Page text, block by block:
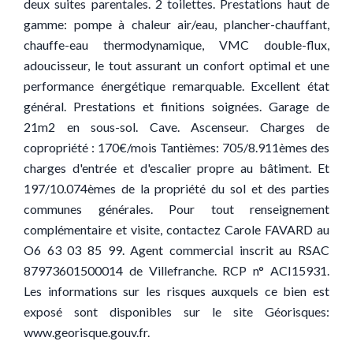
deux suites parentales. 2 toilettes. Prestations haut de
gamme: pompe à chaleur air/eau, plancher-chauffant,
chauffe-eau thermodynamique, VMC double-flux,
adoucisseur, le tout assurant un confort optimal et une
performance énergétique remarquable. Excellent état
général. Prestations et finitions soignées. Garage de
21m2 en sous-sol. Cave. Ascenseur. Charges de
copropriété : 170€/mois Tantièmes: 705/8.911èmes des
charges d'entrée et d'escalier propre au bâtiment. Et
197/10.074èmes de la propriété du sol et des parties
communes générales. Pour tout renseignement
complémentaire et visite, contactez Carole FAVARD au
O6 63 03 85 99. Agent commercial inscrit au RSAC
87973601500014 de Villefranche. RCP n° ACI15931.
Les informations sur les risques auxquels ce bien est
exposé sont disponibles sur le site Géorisques:
www.georisque.gouv.fr.